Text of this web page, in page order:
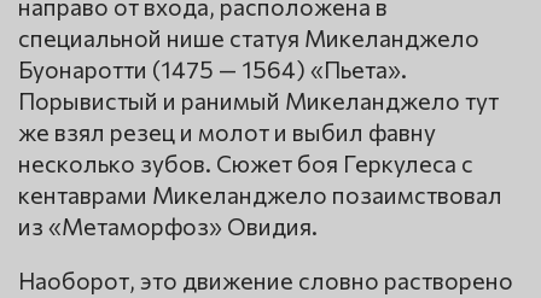
направо от входа, расположена в
специальной нише статуя Микеланджело
Буонаротти (1475 — 1564) «Пьета».
Порывистый и ранимый Микеланджело тут
же взял резец и молот и выбил фавну
несколько зубов. Сюжет боя Геркулеса с
кентаврами Микеланджело позаимствовал
из «Метаморфоз» Овидия.
Наоборот, это движение словно растворено